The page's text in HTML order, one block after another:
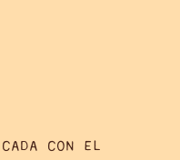
CON EL